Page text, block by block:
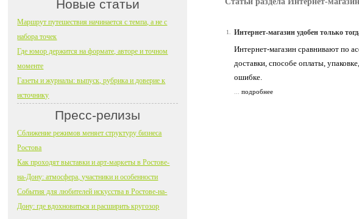
1. Интернет-магазин удобен только
Интернет-магазин сравнивают по
доставки, способе оплаты,
ошибке.
подробнее
Новые статьи
Маршрут путешествия начинается с темпа, а не с
набора точек
Где юмор держится на формате, авторе и точном
моменте
Газеты и журналы: выпуск, рубрика и доверие к
источнику
Пресс-релизы
Сближение режимов меняет структуру бизнеса
Ростова
Как проходят выставки и арт-маркеты в Ростове-
на-Дону: атмосфера, участники и особенности
События для любителей искусства в Ростове-на-
Дону: где вдохновиться и расширить кругозор